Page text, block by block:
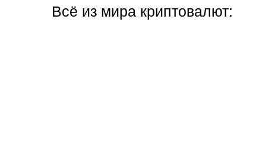
Всё из мира криптовалют: